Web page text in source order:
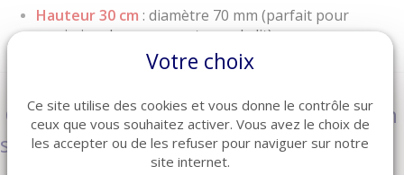
Hauteur 30 cm : diamètre 70 mm (parfait pour
maximiser le rangement sous le lit)
Compatibilité universelle et installation
simple
Votre choix
Ce site utilise des cookies et vous donne le contrôle sur
ceux que vous souhaitez activer. Vous avez le choix de
les accepter ou de les refuser pour naviguer sur notre
site internet.